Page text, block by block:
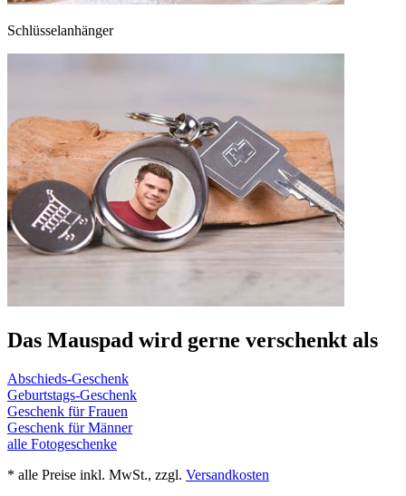
Schlüsselanhänger
Das Mauspad wird gerne verschenkt als
Abschieds-Geschenk
Geburtstags-Geschenk
Geschenk für Frauen
Geschenk für Männer
alle Fotogeschenke
* alle Preise inkl. MwSt., zzgl. Versandkosten